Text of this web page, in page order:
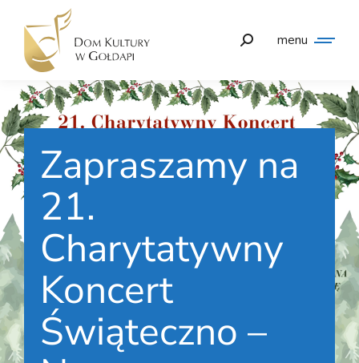
menu
Zapraszamy na
21.
Charytatywny
Koncert
Świąteczno –